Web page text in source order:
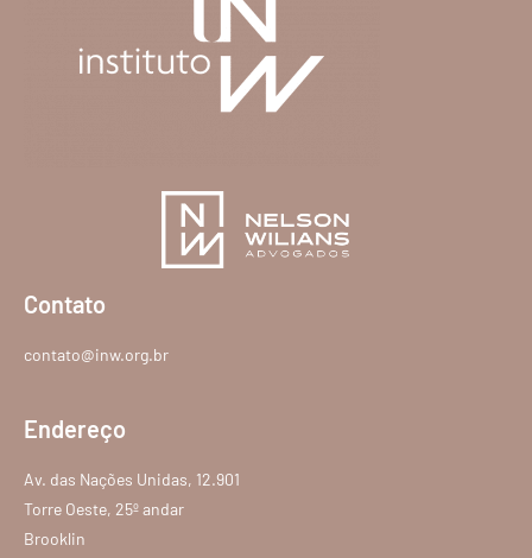
Contato
contato@inw.org.br
Endereço
Av. das Nações Unidas, 12.901
Torre Oeste, 25º andar
Brooklin